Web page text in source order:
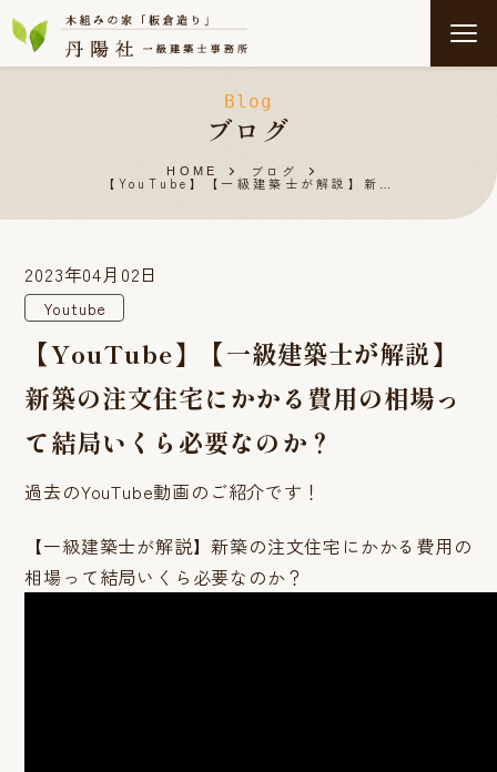
Blog
ブログ
HOME ブログ
【YouTube】【一級建築士が解説】新…
2023年04月02日
Youtube
【YouTube】【一級建築士が解説】
新築の注文住宅にかかる費用の相場っ
て結局いくら必要なのか？
過去のYouTube動画のご紹介です！
【一級建築士が解説】新築の注文住宅にかかる費用の
相場って結局いくら必要なのか？